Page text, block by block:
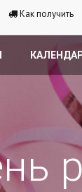
Как получить